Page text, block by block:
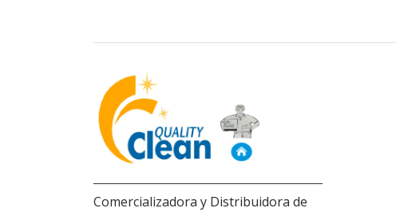
Comercializadora y Distribuidora de